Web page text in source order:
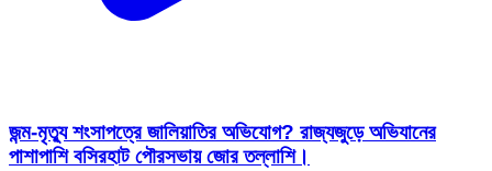
জন্ম-মৃত্যু শংসাপত্রে জালিয়াতির অভিযোগ? রাজ্যজুড়ে অভিযানের
পাশাপাশি বসিরহাট পৌরসভায় জোর তল্লাশি।